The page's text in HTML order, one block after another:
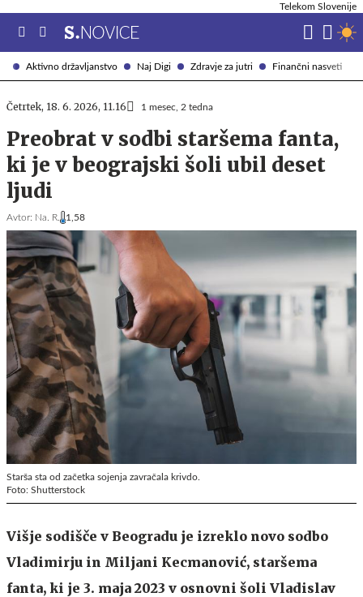
Aktivno državljanstvo Naj Digi Zdravje za jutri Finančni nasveti
Telekom Slovenije
Četrtek, 18. 6. 2026, 11.16 1 mesec, 2 tedna
Preobrat v sodbi staršema fanta,
ki je v beograjski šoli ubil deset
ljudi
Avtor: Na. R. 1,58
Starša sta od začetka sojenja zavračala krivdo.
Foto: Shutterstock
Višje sodišče v Beogradu je izreklo novo sodbo
Vladimirju in Miljani Kecmanović, staršema
fanta, ki je 3. maja 2023 v osnovni šoli Vladislav